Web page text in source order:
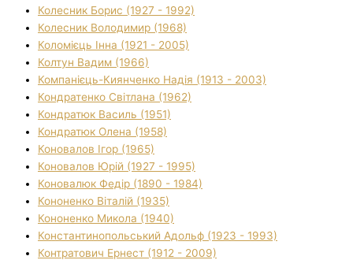
Колесник Борис (1927 - 1992)
Колесник Володимир (1968)
Коломієць Інна (1921 - 2005)
Колтун Вадим (1966)
Компанієць-Киянченко Надія (1913 - 2003)
Кондратенко Світлана (1962)
Кондратюк Василь (1951)
Кондратюк Олена (1958)
Коновалов Ігор (1965)
Коновалов Юрій (1927 - 1995)
Коновалюк Федір (1890 - 1984)
Кононенко Віталій (1935)
Кононенко Микола (1940)
Константинопольський Адольф (1923 - 1993)
Контратович Ернест (1912 - 2009)